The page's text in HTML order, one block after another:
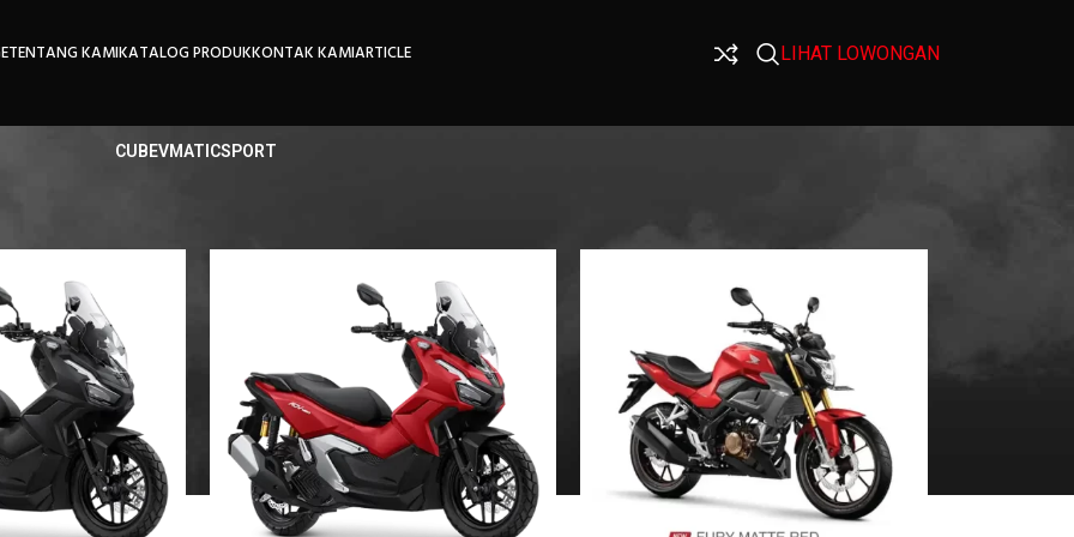
TENTANG KAMIKATALOG PRODUKKONTAK KAMIARTICLE LIHAT LOWONGAN
CUBEVMATICSPORT